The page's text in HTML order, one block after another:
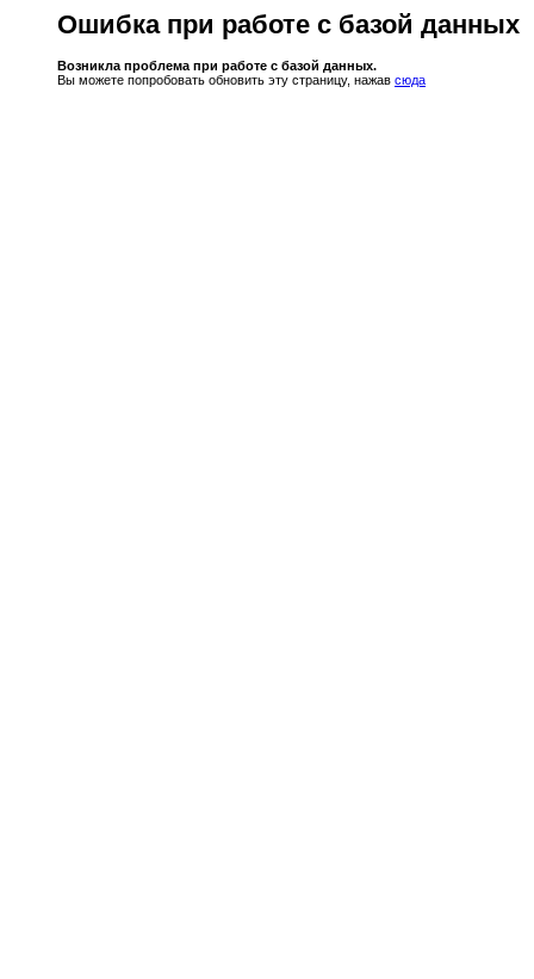
Ошибка при работе с базой данных
Возникла проблема при работе с базой данных.
Вы можете попробовать обновить эту страницу, нажав сюда